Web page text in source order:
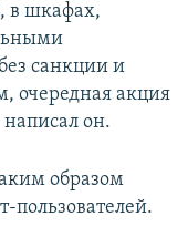
в шкафах,
санкции и
очередная акция
он.
образом
пользователей.